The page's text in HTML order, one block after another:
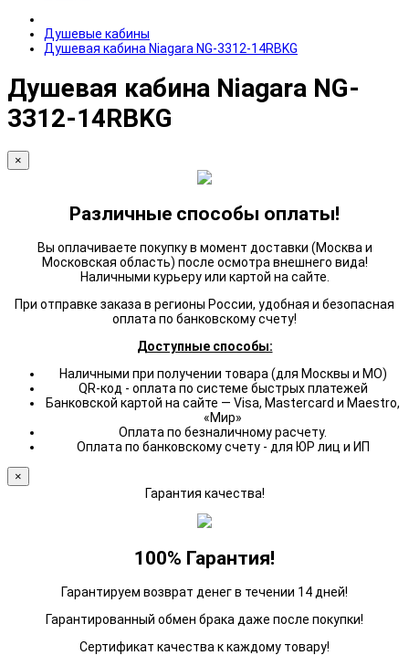
Душевые кабины
Душевая кабина Niagara NG-3312-14RBKG
Душевая кабина Niagara NG-
3312-14RBKG
×
Различные способы оплаты!
Вы оплачиваете покупку в момент доставки (Москва и
Московская область) после осмотра внешнего вида!
Наличными курьеру или картой на сайте.
При отправке заказа в регионы России, удобная и безопасная
оплата по банковскому счету!
Доступные способы:
Наличными при получении товара (для Москвы и МО)
QR-код - оплата по системе быстрых платежей
Банковской картой на сайте — Visa, Mastercard и Maestro,
«Мир»
Оплата по безналичному расчету.
Оплата по банковскому счету - для ЮР лиц и ИП
×
Гарантия качества!
100% Гарантия!
Гарантируем возврат денег в течении 14 дней!
Гарантированный обмен брака даже после покупки!
Сертификат качества к каждому товару!